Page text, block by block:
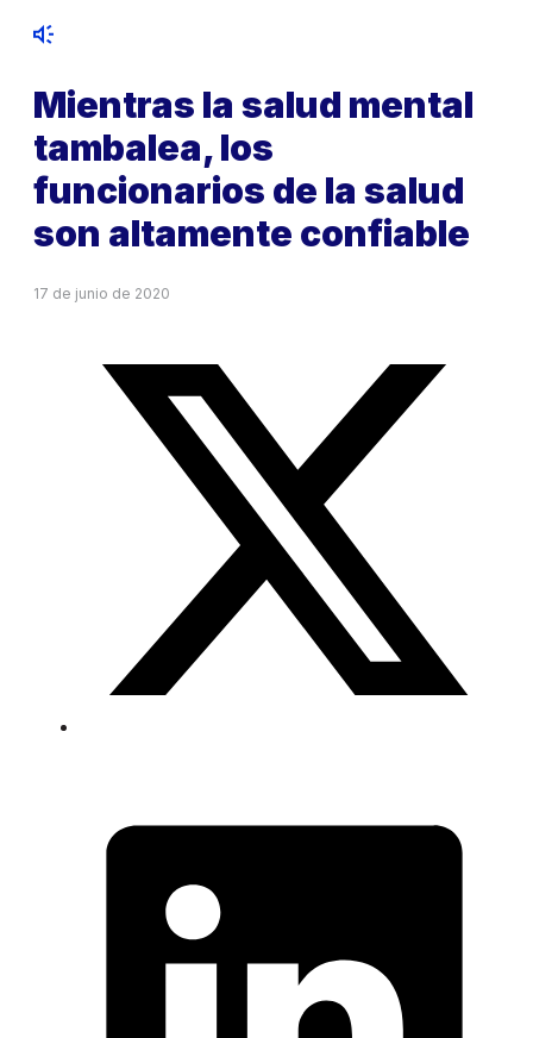
Mientras la salud mental
tambalea, los
funcionarios de la salud
son altamente confiable
17 de junio de 2020